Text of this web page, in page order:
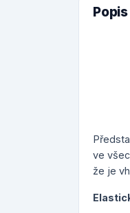
ve
že je